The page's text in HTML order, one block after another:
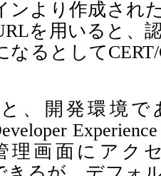
ンより作成され
を用いると、
なるとして
、開発環境で
理画面にアク